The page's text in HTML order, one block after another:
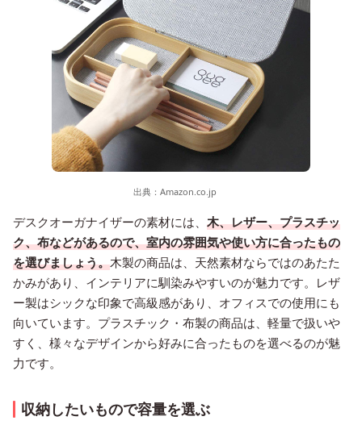
出典： Amazon.co.jp
デスクオーガナイザーの素材には、 木、レザー、プラスチッ
ク、布などがあるので、室内の雰囲気や使い方に合ったもの
を選びましょう。木製の商品は、天然素材ならではのあたた
かみがあり、インテリアに馴染みやすいのが魅力です。レザ
ー製はシックな印象で高級感があり、オフィスでの使用にも
向いています。プラスチック・布製の商品は、軽量で扱いや
すく、様々なデザインから好みに合ったものを選べるのが魅
力です。
収納したいもので容量を選ぶ